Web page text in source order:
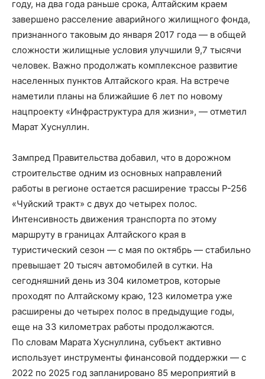
году, на два года раньше срока, Алтайским краем
завершено расселение аварийного жилищного фонда,
признанного таковым до января 2017 года — в общей
сложности жилищные условия улучшили 9,7 тысячи
человек. Важно продолжать комплексное развитие
населенных пунктов Алтайского края. На встрече
наметили планы на ближайшие 6 лет по новому
нацпроекту «Инфраструктура для жизни», — отметил
Марат Хуснуллин.
Зампред Правительства добавил, что в дорожном
строительстве одним из основных направлений
работы в регионе остается расширение трассы Р-256
«Чуйский тракт» с двух до четырех полос.
Интенсивность движения транспорта по этому
маршруту в границах Алтайского края в
туристический сезон — с мая по октябрь — стабильно
превышает 20 тысяч автомобилей в сутки. На
сегодняшний день из 304 километров, которые
проходят по Алтайскому краю, 123 километра уже
расширены до четырех полос в предыдущие годы,
еще на 33 километрах работы продолжаются.
По словам Марата Хуснуллина, субъект активно
использует инструменты финансовой поддержки — с
2022 по 2025 год запланировано 85 мероприятий в